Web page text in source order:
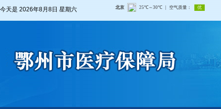
今天是 2026年8月8日 星期六